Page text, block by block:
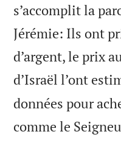
s’accomplit la
Jérémie: Ils ont
d’argent, le prix
d’Israël l’ont
données pour
comme le